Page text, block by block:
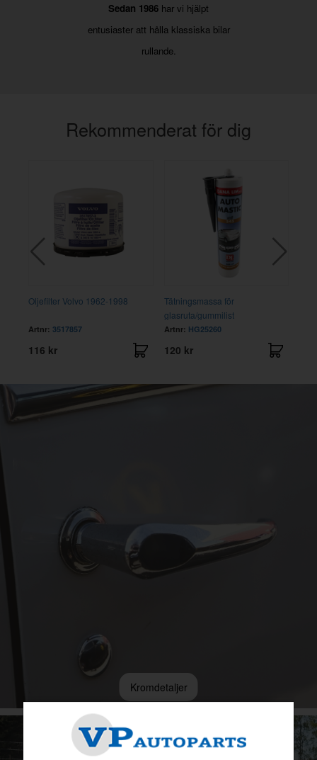
Sedan 1986 har vi hjälpt
entusiaster att hålla klassiska bilar
rullande.
Rekommenderat för dig
Oljefilter Volvo 1962-1998
Artnr: 3517857
116 kr
Tätningsmassa för
glasruta/gummilist
Artnr: HG25260
120 kr
Kromdetaljer